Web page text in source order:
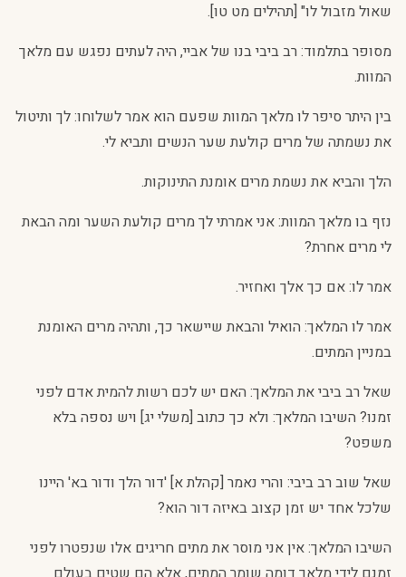
שאול מזבול לו" [תהילים מט טו].
מסופר בתלמוד: רב ביבי בנו של אביי, היה לעתים נפגש עם מלאך
המוות.
בין היתר סיפר לו מלאך המוות שפעם הוא אמר לשלוחו: לך ותיטול
את נשמתה של מרים קולעת שער הנשים ותביא לי.
הלך והביא את נשמת מרים אומנת התינוקות.
נזף בו מלאך המוות: אני אמרתי לך מרים קולעת השער ומה הבאת
לי מרים אחרת?
אמר לו: אם כך אלך ואחזיר.
אמר לו המלאך: הואיל והבאת שיישאר כך, ותהיה מרים האומנת
במניין המתים.
שאל רב ביבי את המלאך: האם יש לכם רשות להמית אדם לפני
זמנו? השיבו המלאך: ולא כך כתוב [משלי יג] ויש נספה בלא
משפט?
שאל שוב רב ביבי: והרי נאמר [קהלת א] 'דור הלך ודור בא' היינו
שלכל אחד יש זמן קצוב באיזה דור הוא?
השיבו המלאך: אין אני מוסר את מתים חריגים אלו שנפטרו לפני